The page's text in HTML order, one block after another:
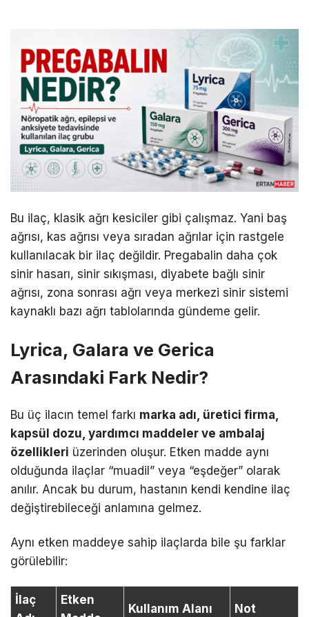
Bu ilaç, klasik ağrı kesiciler gibi çalışmaz. Yani baş
ağrısı, kas ağrısı veya sıradan ağrılar için rastgele
kullanılacak bir ilaç değildir. Pregabalin daha çok
sinir hasarı, sinir sıkışması, diyabete bağlı sinir
ağrısı, zona sonrası ağrı veya merkezi sinir sistemi
kaynaklı bazı ağrı tablolarında gündeme gelir.
Lyrica, Galara ve Gerica
Arasındaki Fark Nedir?
Bu üç ilacın temel farkı marka adı, üretici firma,
kapsül dozu, yardımcı maddeler ve ambalaj
özellikleri üzerinden oluşur. Etken madde aynı
olduğunda ilaçlar “muadil” veya “eşdeğer” olarak
anılır. Ancak bu durum, hastanın kendi kendine ilaç
değiştirebileceği anlamına gelmez.
Aynı etken maddeye sahip ilaçlarda bile şu farklar
görülebilir:
İlaç
Etken
Kullanım Alanı Not